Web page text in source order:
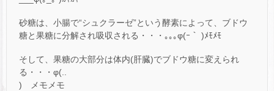
砂糖は、小腸で“シュクラーゼ”という酵素によって、ブドウ
糖と果糖に分解され吸収される・・・｡｡｡φ(ｰ｀ )ﾒﾓﾒﾓ
そして、果糖の大部分は体内(肝臓)でブドウ糖に変えられ
る・・・φ(..
) メモメモ